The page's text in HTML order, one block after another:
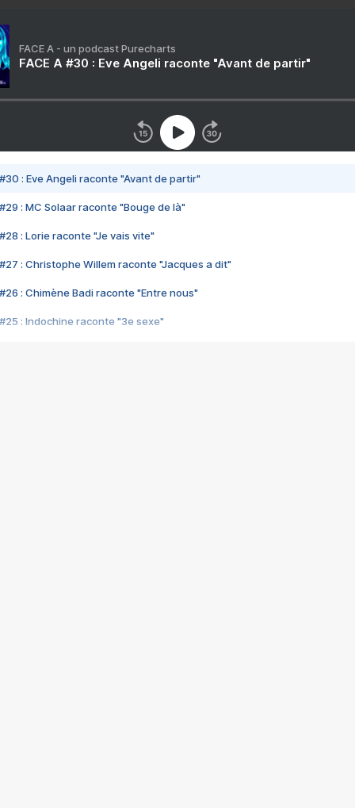
FACE A - un podcast Purecharts
FACE A #30 : Eve Angeli raconte "Avant de partir"
#30 : Eve Angeli raconte "Avant de partir"
#29 : MC Solaar raconte "Bouge de là"
#28 : Lorie raconte "Je vais vite"
#27 : Christophe Willem raconte "Jacques a dit"
#26 : Chimène Badi raconte "Entre nous"
#25 : Indochine raconte "3e sexe"